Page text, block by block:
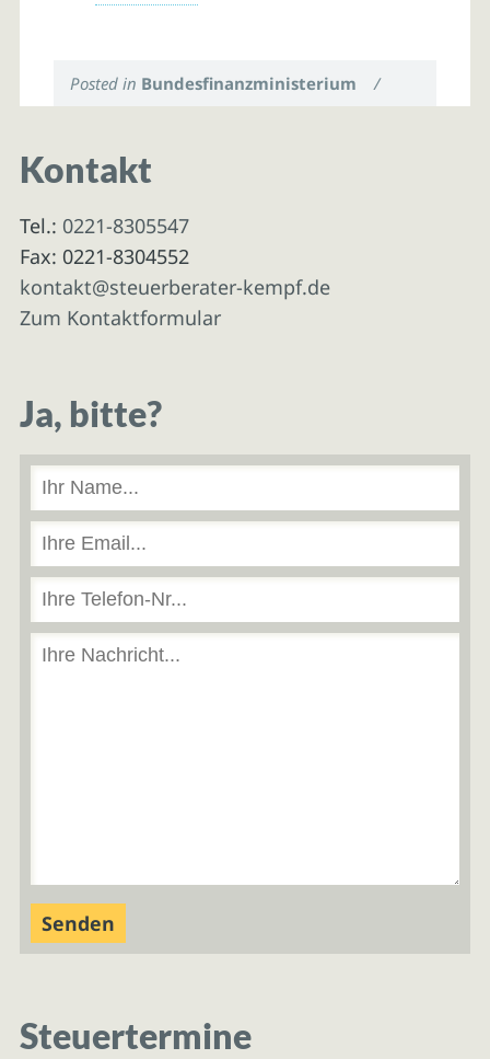
Posted in Bundesfinanzministerium /
Kontakt
Tel.: 0221-8305547
Fax: 0221-8304552
kontakt@steuerberater-kempf.de
Zum Kontaktformular
Ja, bitte?
Steuertermine